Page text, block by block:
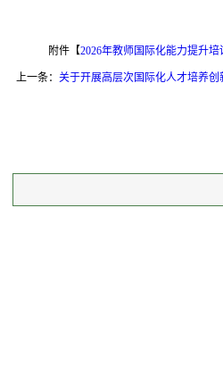
附件【2026年教师国际化能力提升培
上一条： 关于开展高层次国际化人才培养